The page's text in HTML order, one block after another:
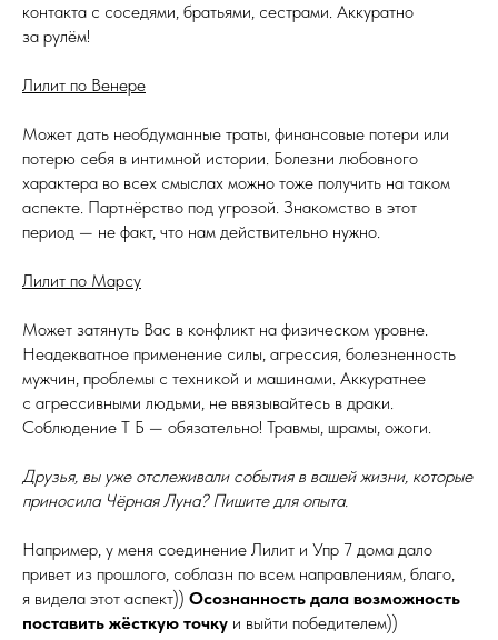
контакта с соседями, братьями, сестрами. Аккуратно
за рулём!
Лилит по Венере
Может дать необдуманные траты, финансовые потери или
потерю себя в интимной истории. Болезни любовного
характера во всех смыслах можно тоже получить на таком
аспекте. Партнёрство под угрозой. Знакомство в этот
период — не факт, что нам действительно нужно.
Лилит по Марсу
Может затянуть Вас в конфликт на физическом уровне.
Неадекватное применение силы, агрессия, болезненность
мужчин, проблемы с техникой и машинами. Аккуратнее
с агрессивными людьми, не ввязывайтесь в драки.
Соблюдение Т Б — обязательно! Травмы, шрамы, ожоги.
Друзья, вы уже отслеживали события в вашей жизни, которые
приносила Чёрная Луна? Пишите для опыта.
Например, у меня соединение Лилит и Упр 7 дома дало
привет из прошлого, соблазн по всем направлениям, благо,
я видела этот аспект)) Осознанность дала возможность
поставить жёсткую точку и выйти победителем))